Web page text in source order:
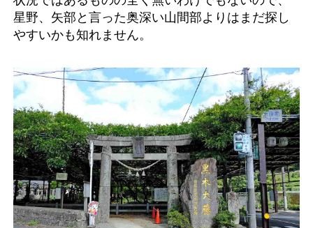
星野、矢部と言った奥深い山間部よりはまだ探し
やすいかも知れません。